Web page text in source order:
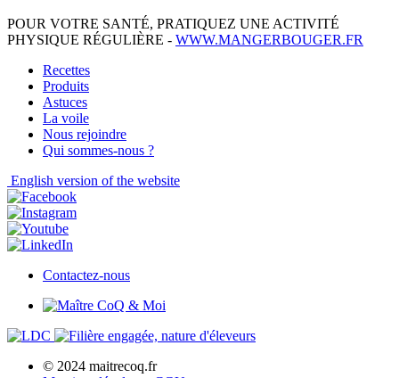
POUR VOTRE SANTÉ, PRATIQUEZ UNE ACTIVITÉ
PHYSIQUE RÉGULIÈRE - WWW.MANGERBOUGER.FR
Recettes
Produits
Astuces
La voile
Nous rejoindre
Qui sommes-nous ?
English version of the website
Contactez-nous
© 2024 maitrecoq.fr